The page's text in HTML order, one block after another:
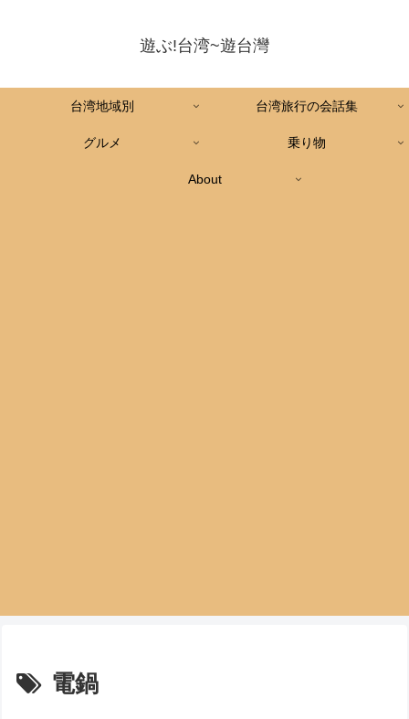
遊ぶ!台湾~遊台灣
台湾地域別 台湾旅行の会話集
グルメ 乗り物
About
電鍋